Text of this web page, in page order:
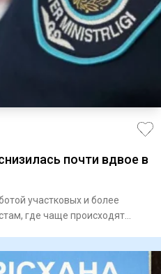
почти вдвое в
участковых и более
где чаще происходят